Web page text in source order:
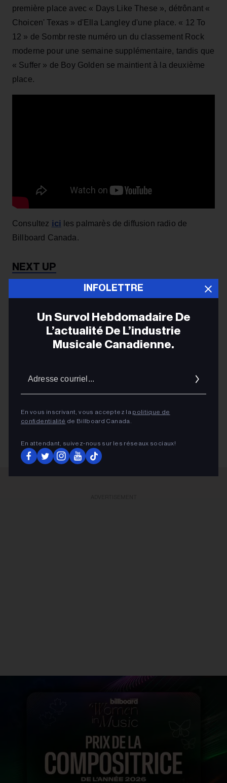
première place avec « Days Like These », détrônant «
Choicen' Texas » d'Ella Langley d'une place. « 12 To
12 » de Sombr reste numéro un du classement Rock
moderne pour une semaine supplémentaire, tandis que
« Suffer » de Boy Golden se maintient à la deuxième
place.
Consultez ici les palmarès de diffusion radio de
Billboard Canada.
The Darcys and The Beaches Hit the Top 10 on the
Billboard Canada Modern Rock Airplay Chart ›
CHART BEAT
THE DARCYS
THE DARCYS
INFOLETTRE
Un Survol Hebdomadaire De
L’actualité De L’industrie
Musicale Canadienne.
En vous inscrivant, vous acceptez la politique de
confidentialité de Billboard Canada.
En attendant, suivez‑nous sur les réseaux sociaux!